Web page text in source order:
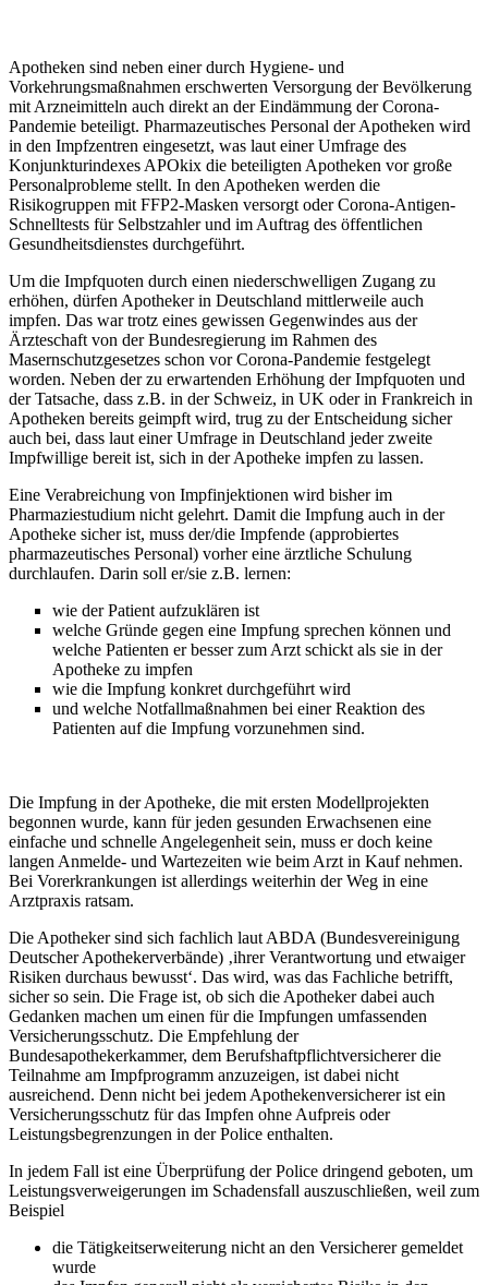
Apotheken sind neben einer durch Hygiene- und
Vorkehrungsmaßnahmen erschwerten Versorgung der Bevölkerung
mit Arzneimitteln auch direkt an der Eindämmung der Corona-
Pandemie beteiligt. Pharmazeutisches Personal der Apotheken wird
in den Impfzentren eingesetzt, was laut einer Umfrage des
Konjunkturindexes APOkix die beteiligten Apotheken vor große
Personalprobleme stellt. In den Apotheken werden die
Risikogruppen mit FFP2-Masken versorgt oder Corona-Antigen-
Schnelltests für Selbstzahler und im Auftrag des öffentlichen
Gesundheitsdienstes durchgeführt.
Um die Impfquoten durch einen niederschwelligen Zugang zu
erhöhen, dürfen Apotheker in Deutschland mittlerweile auch
impfen. Das war trotz eines gewissen Gegenwindes aus der
Ärzteschaft von der Bundesregierung im Rahmen des
Masernschutzgesetzes schon vor Corona-Pandemie festgelegt
worden. Neben der zu erwartenden Erhöhung der Impfquoten und
der Tatsache, dass z.B. in der Schweiz, in UK oder in Frankreich in
Apotheken bereits geimpft wird, trug zu der Entscheidung sicher
auch bei, dass laut einer Umfrage in Deutschland jeder zweite
Impfwillige bereit ist, sich in der Apotheke impfen zu lassen.
Eine Verabreichung von Impfinjektionen wird bisher im
Pharmaziestudium nicht gelehrt. Damit die Impfung auch in der
Apotheke sicher ist, muss der/die Impfende (approbiertes
pharmazeutisches Personal) vorher eine ärztliche Schulung
durchlaufen. Darin soll er/sie z.B. lernen:
wie der Patient aufzuklären ist
welche Gründe gegen eine Impfung sprechen können und
welche Patienten er besser zum Arzt schickt als sie in der
Apotheke zu impfen
wie die Impfung konkret durchgeführt wird
und welche Notfallmaßnahmen bei einer Reaktion des
Patienten auf die Impfung vorzunehmen sind.
Die Impfung in der Apotheke, die mit ersten Modellprojekten
begonnen wurde, kann für jeden gesunden Erwachsenen eine
einfache und schnelle Angelegenheit sein, muss er doch keine
langen Anmelde- und Wartezeiten wie beim Arzt in Kauf nehmen.
Bei Vorerkrankungen ist allerdings weiterhin der Weg in eine
Arztpraxis ratsam.
Die Apotheker sind sich fachlich laut ABDA (Bundesvereinigung
Deutscher Apothekerverbände) ‚ihrer Verantwortung und etwaiger
Risiken durchaus bewusst‘. Das wird, was das Fachliche betrifft,
sicher so sein. Die Frage ist, ob sich die Apotheker dabei auch
Gedanken machen um einen für die Impfungen umfassenden
Versicherungsschutz. Die Empfehlung der
Bundesapothekerkammer, dem Berufshaftpflichtversicherer die
Teilnahme am Impfprogramm anzuzeigen, ist dabei nicht
ausreichend. Denn nicht bei jedem Apothekenversicherer ist ein
Versicherungsschutz für das Impfen ohne Aufpreis oder
Leistungsbegrenzungen in der Police enthalten.
In jedem Fall ist eine Überprüfung der Police dringend geboten, um
Leistungsverweigerungen im Schadensfall auszuschließen, weil zum
Beispiel
die Tätigkeitserweiterung nicht an den Versicherer gemeldet
wurde